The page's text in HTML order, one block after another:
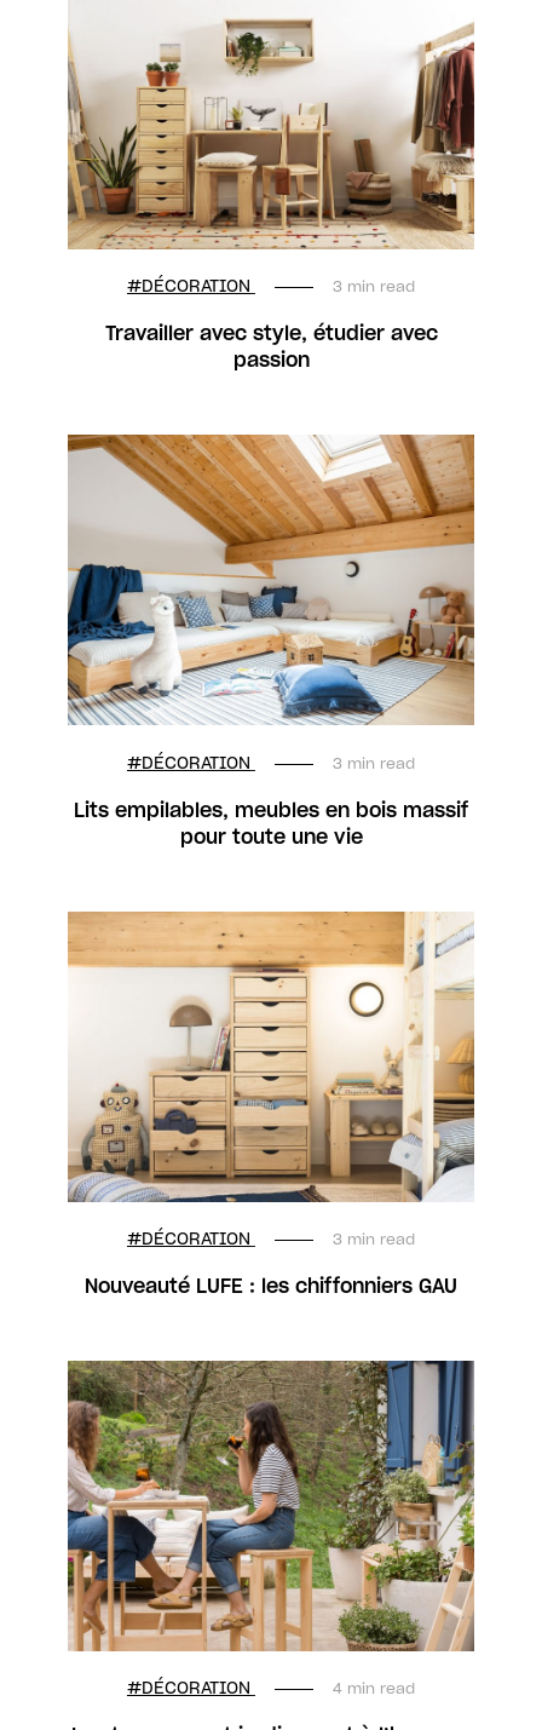
#DÉCORATION 3 min read
Travailler avec style, étudier avec
passion
#DÉCORATION 3 min read
Lits empilables, meubles en bois massif
pour toute une vie
#DÉCORATION 3 min read
Nouveauté LUFE : les chiffonniers GAU
#DÉCORATION 4 min read